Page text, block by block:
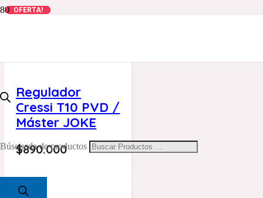
Búsqueda de productos
Regulador
Cressi T10 PVD /
Máster JOKE
$890.000
OFERTA!
OFERTA!
OFERTA!